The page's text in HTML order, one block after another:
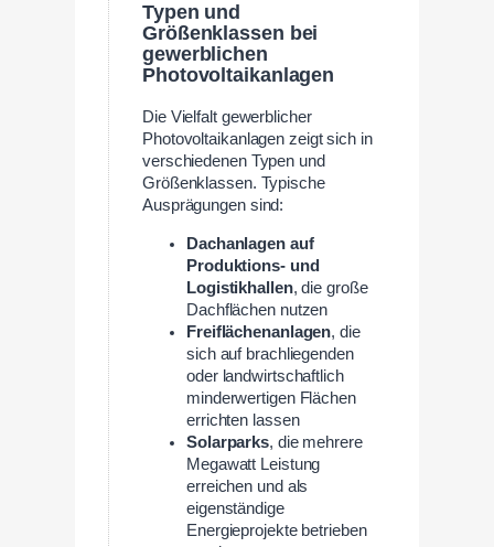
Typen und
Größenklassen bei
gewerblichen
Photovoltaikanlagen
Die Vielfalt gewerblicher
Photovoltaikanlagen zeigt sich in
verschiedenen Typen und
Größenklassen. Typische
Ausprägungen sind:
Dachanlagen auf
Produktions- und
Logistikhallen, die große
Dachflächen nutzen
Freiflächenanlagen, die
sich auf brachliegenden
oder landwirtschaftlich
minderwertigen Flächen
errichten lassen
Solarparks, die mehrere
Megawatt Leistung
erreichen und als
eigenständige
Energieprojekte betrieben